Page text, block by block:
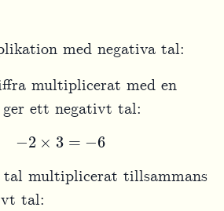
med negativa tal:
multiplicerat med en
ett negativt tal:
− 2× 3=−
tal multiplicerat tillsammans
tal: